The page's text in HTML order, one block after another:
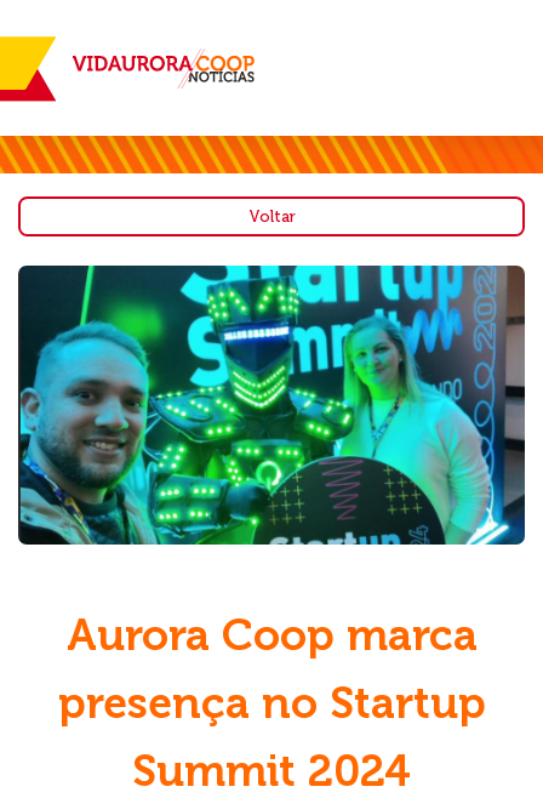
Voltar
Aurora Coop marca
presença no Startup
Summit 2024